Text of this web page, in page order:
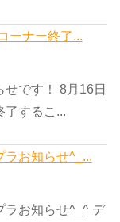
ーナー終了...
です！ 8月16日
するこ...
ラお知らせ^_...
ラお知らせ^_^ デ